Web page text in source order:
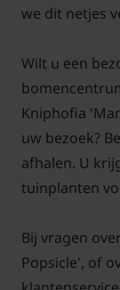
we dit netjes
Wilt u een
Kniphofia
uw bezoek?
afhalen. U
tuinplanten
Bij vragen
Popsicle', of